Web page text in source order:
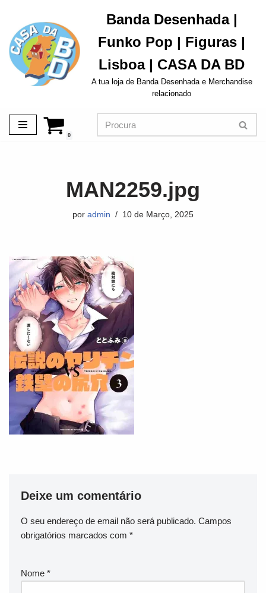
Avançar
para
o
conteúdo
Banda Desenhada |
Funko Pop | Figuras |
Lisboa | CASA DA BD
A tua loja de Banda Desenhada e Merchandise
relacionado
0
MAN2259.jpg
por admin 10 de Março, 2025
Deixe um comentário
O seu endereço de email não será publicado. Campos
obrigatórios marcados com *
Nome *